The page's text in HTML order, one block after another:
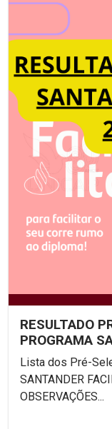
RESULTADO
PROGRAMA
2023/2024
Lista dos Pré-
SANTANDER
OBSERVAÇÕES...